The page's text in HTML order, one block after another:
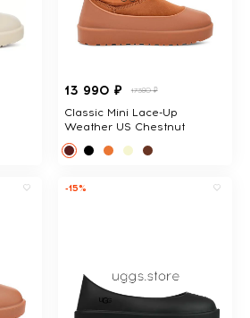
13 990 ₽ 17380 ₽
Classic Mini Lace-Up
Weather US Chestnut
-15%